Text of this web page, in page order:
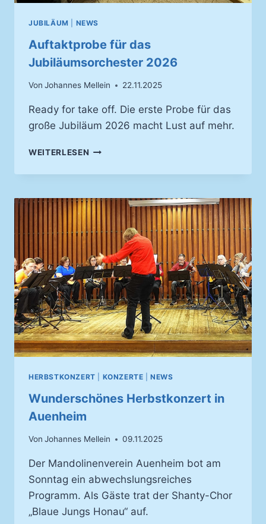
JUBILÄUM NEWS
Auftaktprobe für das
Jubiläumsorchester 2026
Von Johannes Mellein 22.11.2025
Ready for take off. Die erste Probe für das
große Jubiläum 2026 macht Lust auf mehr.
WEITERLESEN AUFTAKTPROBE
DAS
2026
HERBSTKONZERT KONZERTE |NEWS
Wunderschönes Herbstkonzert in
Auenheim
Von Johannes Mellein 09.11.2025
Der Mandolinenverein Auenheim bot am
Sonntag ein abwechslungsreiches
Programm. Als Gäste trat der Shanty-Chor
„Blaue Jungs Honau“ auf.